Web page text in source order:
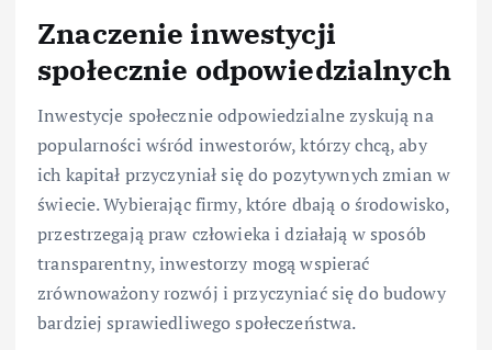
Znaczenie inwestycji
społecznie odpowiedzialnych
Inwestycje społecznie odpowiedzialne zyskują na
popularności wśród inwestorów, którzy chcą, aby
ich kapitał przyczyniał się do pozytywnych zmian w
świecie. Wybierając firmy, które dbają o środowisko,
przestrzegają praw człowieka i działają w sposób
transparentny, inwestorzy mogą wspierać
zrównoważony rozwój i przyczyniać się do budowy
bardziej sprawiedliwego społeczeństwa.